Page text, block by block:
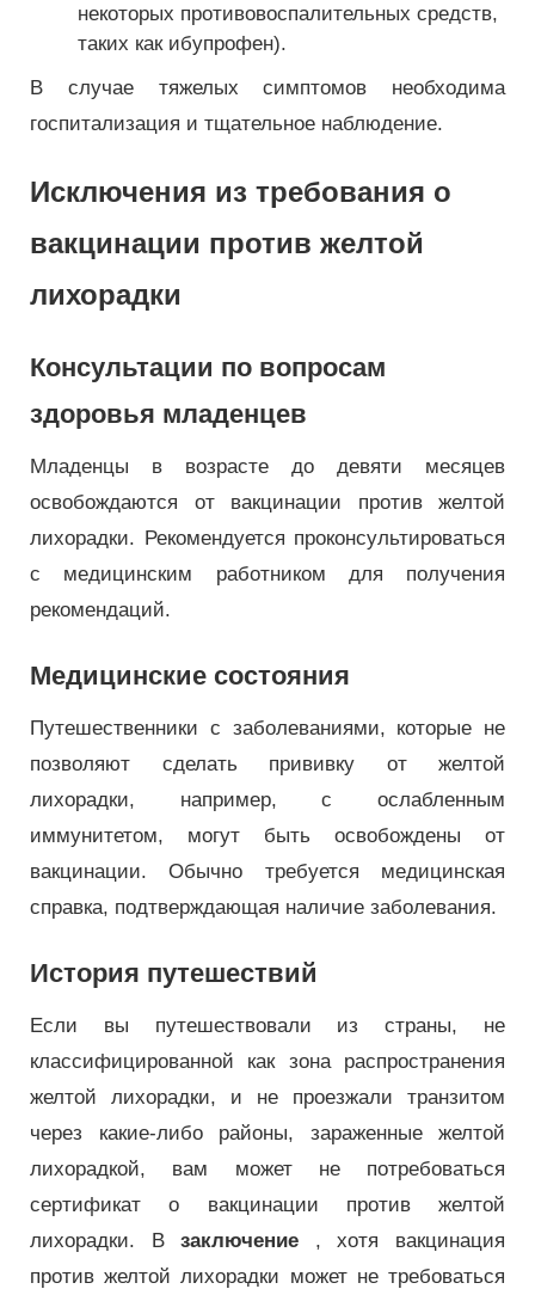
некоторых противовоспалительных средств,
таких как ибупрофен).
В случае тяжелых симптомов необходима
госпитализация и тщательное наблюдение.
Исключения из требования о
вакцинации против желтой
лихорадки
Консультации по вопросам
здоровья младенцев
Младенцы в возрасте до девяти месяцев
освобождаются от вакцинации против желтой
лихорадки. Рекомендуется проконсультироваться
с медицинским работником для получения
рекомендаций.
Медицинские состояния
Путешественники с заболеваниями, которые не
позволяют сделать прививку от желтой
лихорадки, например, с ослабленным
иммунитетом, могут быть освобождены от
вакцинации. Обычно требуется медицинская
справка, подтверждающая наличие заболевания.
История путешествий
Если вы путешествовали из страны, не
классифицированной как зона распространения
желтой лихорадки, и не проезжали транзитом
через какие-либо районы, зараженные желтой
лихорадкой, вам может не потребоваться
сертификат о вакцинации против желтой
лихорадки. Взаключение , хотя вакцинация
против желтой лихорадки может не требоваться